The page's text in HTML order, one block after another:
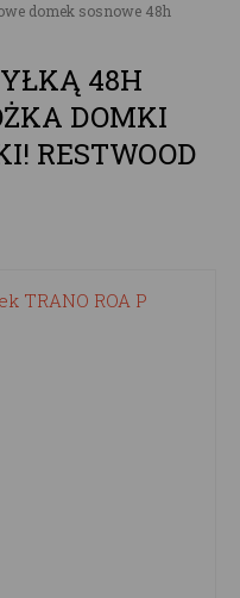
domek sosnowe 48h
48H
DOMKI
RESTWOOD